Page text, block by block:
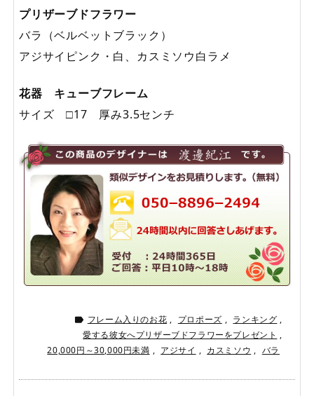
プリザーブドフラワー
バラ（ベルベットブラック）
アジサイピンク・白、カスミソウ白ラメ
花器 キューブフレーム
サイズ □17 厚み3.5センチ
 フレーム入りのお花 , プロポーズ , ランキング ,
愛する彼女へプリザーブドフラワーをプレゼント ,
20,000円～30,000円未満 , アジサイ , カスミソウ , バラ